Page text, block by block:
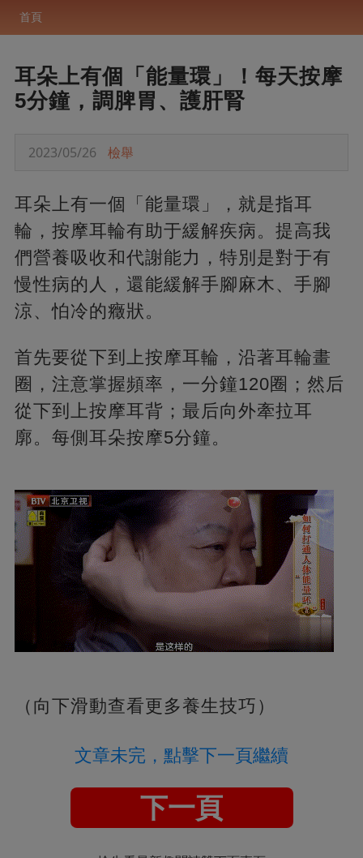
首頁
耳朵上有個「能量環」！每天按摩
5分鐘，調脾胃、護肝腎
2023/05/26 檢舉
耳朵上有一個「能量環」，就是指耳
輪，按摩耳輪有助于緩解疾病。提高我
們營養吸收和代謝能力，特別是對于有
慢性病的人，還能緩解手腳麻木、手腳
涼、怕冷的癥狀。
首先要從下到上按摩耳輪，沿著耳輪畫
圈，注意掌握頻率，一分鐘120圈；然后
從下到上按摩耳背；最后向外牽拉耳
廓。每側耳朵按摩5分鐘。
（向下滑動查看更多養生技巧）
文章未完，點擊下一頁繼續
下一頁